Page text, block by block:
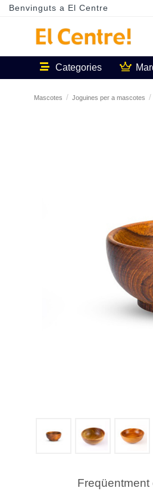
Benvinguts a El Centre
Categories
Mascotes Joguines per a mascotes
Freqüentment